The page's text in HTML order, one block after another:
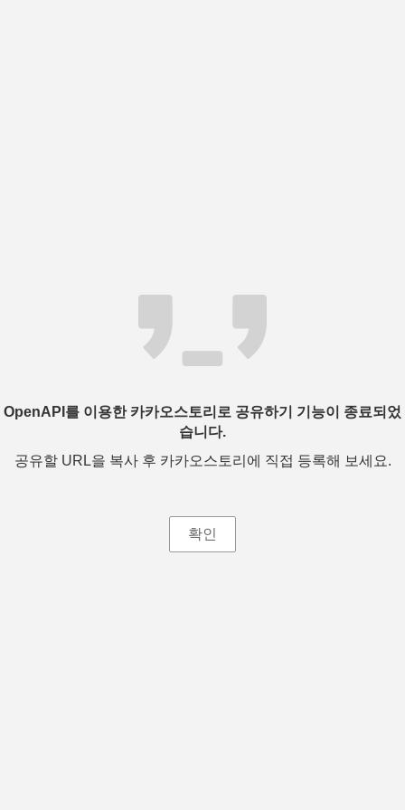
OpenAPI를 이용한 카카오스토리로 공유하기 기능이 종료되었
습니다.
공유할 URL을 복사 후 카카오스토리에 직접 등록해 보세요.
확인